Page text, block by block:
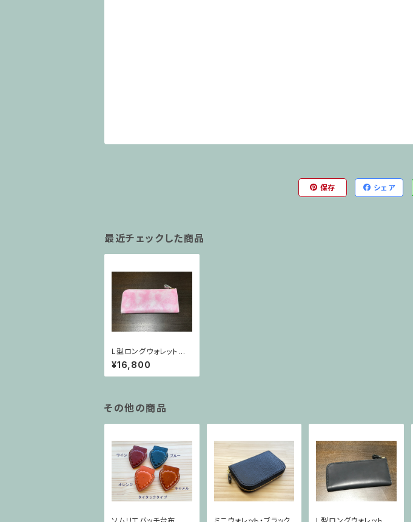
保存 シェア
最近チェックした商品
L型ロングウォレット
ピンク
¥16,800
その他の商品